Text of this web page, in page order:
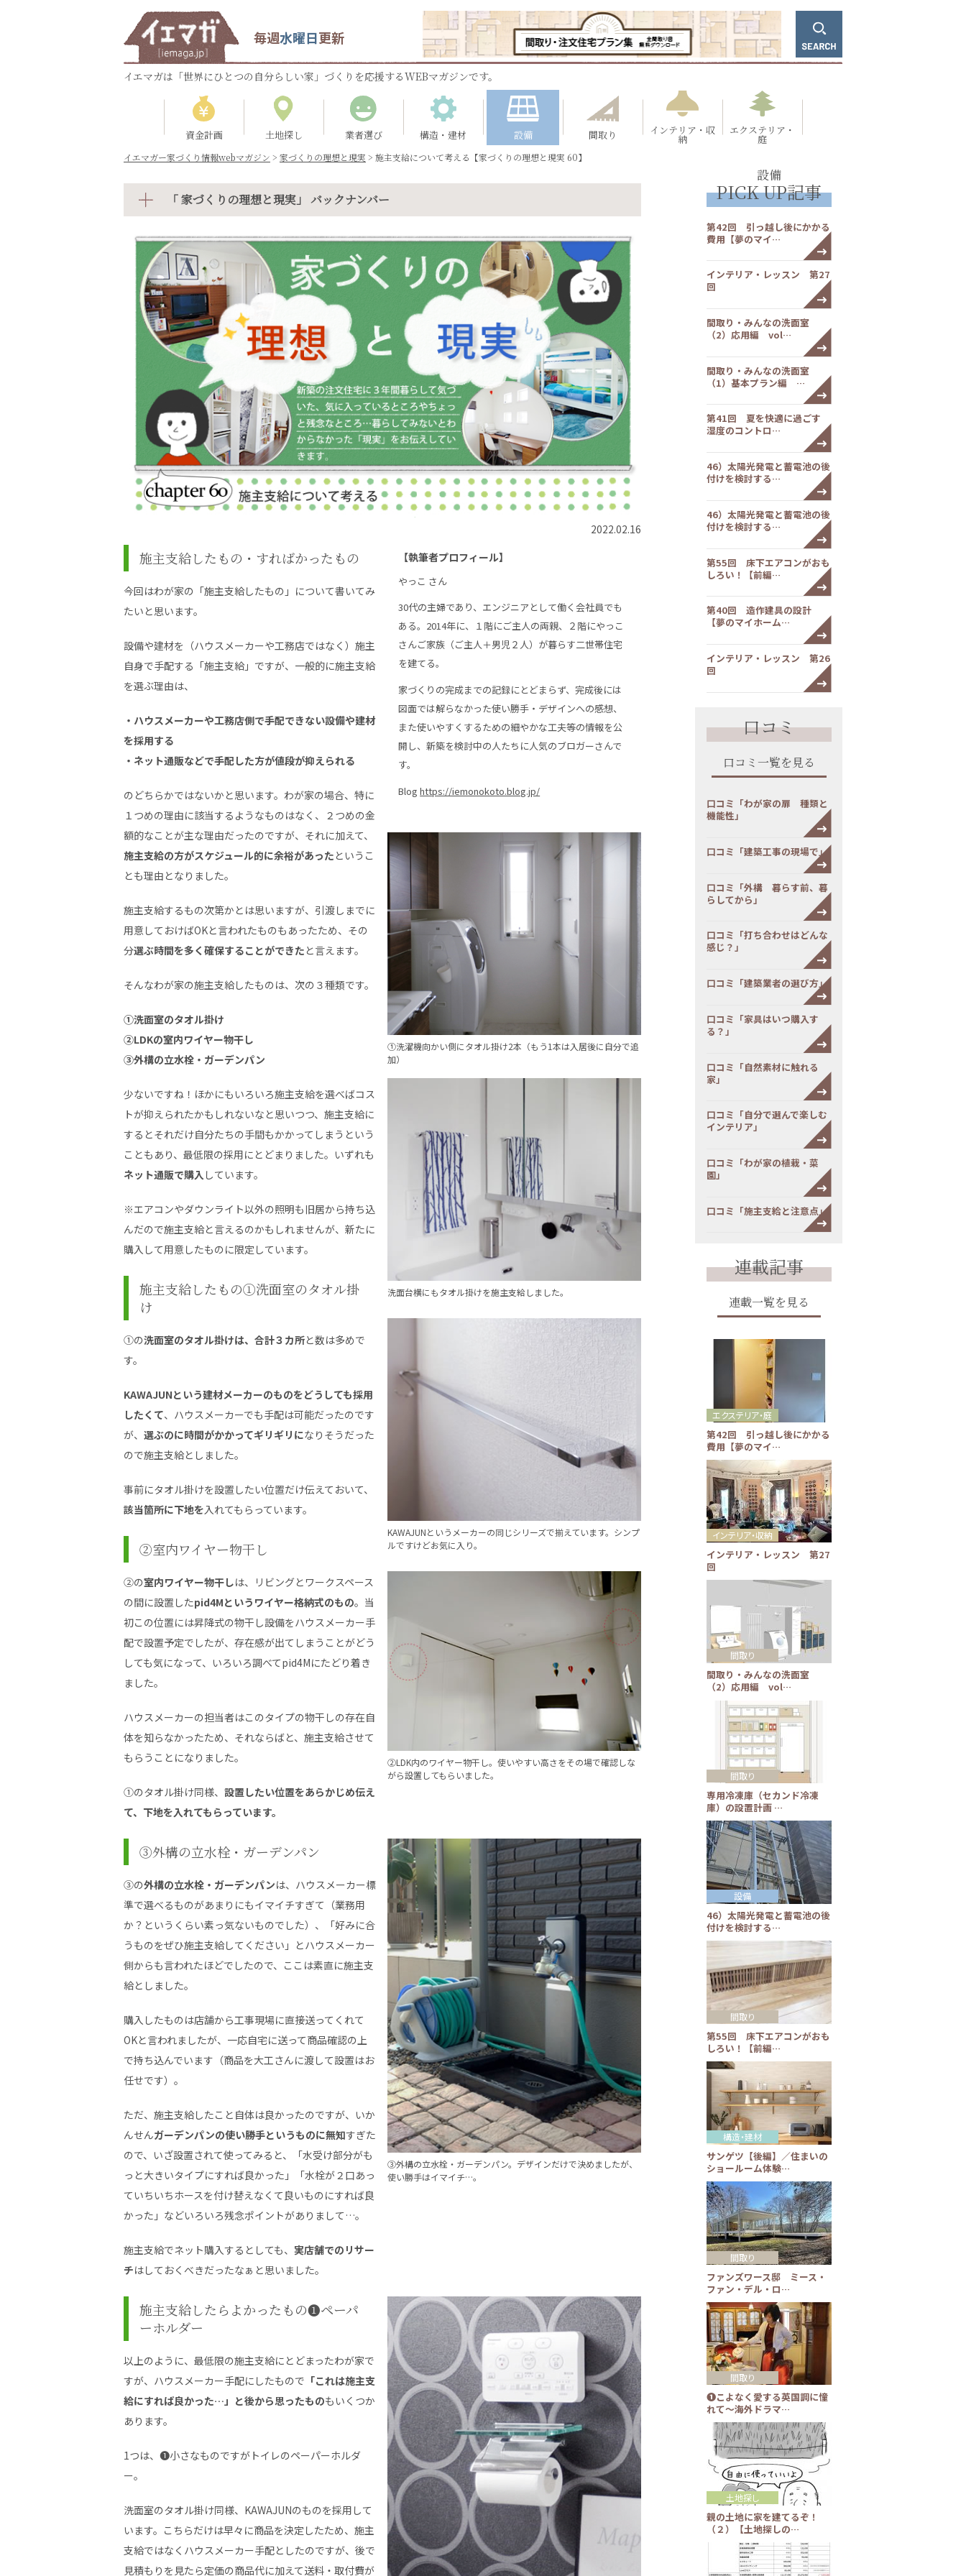
毎週水曜日更新
イエマガは「世界にひとつの自分らしい家」づくりを応援するWEBマガジンです。
資金計画 土地探し 業者選び 構造・建材 設備 間取り インテリア・収
納
エクステリア・
庭
イエマガー家づくり情報webマガジン > 家づくりの理想と現実 > 施主支給について考える【家づくりの理想と現実 60】
「 家づくりの理想と現実」 バックナンバー
2022.02.16
【執筆者プロフィール】
やっこ さん
30代の主婦であり、エンジニアとして働く会社員でも
ある。2014年に、１階にご主人の両親、２階にやっこ
さんご家族（ご主人＋男児２人）が暮らす二世帯住宅
を建てる。
家づくりの完成までの記録にとどまらず、完成後には
図面では解らなかった使い勝手・デザインへの感想、
また使いやすくするための細やかな工夫等の情報を公
開し、新築を検討中の人たちに人気のブロガーさんで
す。
Bloghttps://iemonokoto.blog.jp/
施主支給したもの・すればかったもの
今回はわが家の「施主支給したもの」について書いてみ
たいと思います。
設備や建材を（ハウスメーカーや工務店ではなく）施主
自身で手配する「施主支給」ですが、一般的に施主支給
を選ぶ理由は、
・ハウスメーカーや工務店側で手配できない設備や建材
を採用する
・ネット通販などで手配した方が値段が抑えられる
のどちらかではないかと思います。わが家の場合、特に
１つめの理由に該当するようなものはなく、２つめの金
額的なことが主な理由だったのですが、それに加えて、
施主支給の方がスケジュール的に余裕があった というこ
とも理由となりました。
施主支給するもの次第かとは思いますが、引渡しまでに
用意しておけばOKと言われたものもあったため、その
分選ぶ時間を多く確保することができた と言えます。
そんなわが家の施主支給したものは、次の３種類です。
①洗面室のタオル掛け
②LDKの室内ワイヤー物干し
③外構の立水栓・ガーデンパン
少ないですね！ほかにもいろいろ施主支給を選べばコス
トが抑えられたかもしれないなと思いつつ、施主支給に
するとそれだけ自分たちの手間もかかってしまうという
こともあり、最低限の採用にとどまりました。いずれも
ネット通販で購入 しています。
※エアコンやダウンライト以外の照明も旧居から持ち込
んだので施主支給と言えるのかもしれませんが、新たに
購入して用意したものに限定しています。
①洗濯機向かい側にタオル掛け2本（もう1本は入居後に自分で追
加）
洗面台横にもタオル掛けを施主支給しました。
施主支給したもの①洗面室のタオル掛
け
①の洗面室のタオル掛けは、合計３カ所と数は多めで
す。
KAWAJUNという建材メーカーのものをどうしても採用
したくて、ハウスメーカーでも手配は可能だったのです
が、 選ぶのに時間がかかってギリギリになりそうだった
ので施主支給としました。
事前にタオル掛けを設置したい位置だけ伝えておいて、
該当箇所に下地を入れてもらっています。
KAWAJUNというメーカーの同じシリーズで揃えています。シンプ
ルですけどお気に入り。
②室内ワイヤー物干し
②の室内ワイヤー物干しは、リビングとワークスペース
の間に設置したpid4Mというワイヤー格納式のもの。当
初この位置には昇降式の物干し設備をハウスメーカー手
配で設置予定でしたが、存在感が出てしまうことがどう
しても気になって、いろいろ調べてpid4Mにたどり着き
ました。
ハウスメーカーの担当者はこのタイプの物干しの存在自
体を知らなかったため、それならばと、施主支給させて
もらうことになりました。
①のタオル掛け同様、 設置したい位置をあらかじめ伝え
て、下地を入れてもらっています。
②LDK内のワイヤー物干し。使いやすい高さをその場で確認しな
がら設置してもらいました。
③外構の立水栓・ガーデンパン
③の外構の立水栓・ガーデンパンは、ハウスメーカー標
準で選べるものがあまりにもイマイチすぎて（業務用
か？というくらい素っ気ないものでした）、「好みに合
うものをぜひ施主支給してください」とハウスメーカー
側からも言われたほどでしたので、ここは素直に施主支
給としました。
購入したものは店舗から工事現場に直接送ってくれて
OKと言われましたが、一応自宅に送って商品確認の上
で持ち込んでいます（商品を大工さんに渡して設置はお
任せです）。
ただ、施主支給したこと自体は良かったのですが、いか
んせんガーデンパンの使い勝手というものに無知すぎた
ので、いざ設置されて使ってみると、「水受け部分がも
っと大きいタイプにすれば良かった」「水栓が２口あっ
ていちいちホースを付け替えなくて良いものにすれば良
かった」などいろいろ残念ポイントがありまして…。
施主支給でネット購入するとしても、 実店舗でのリサー
チはしておくべきだったなぁと思いました。
③外構の立水栓・ガーデンパン。デザインだけで決めましたが、
使い勝手はイマイチ…。
施主支給したらよかったもの❶ペーパ
ーホルダー
以上のように、最低限の施主支給にとどまったわが家で
すが、ハウスメーカー手配にしたもので 「これは施主支
給にすれば良かった…」と後から思ったものもいくつか
あります。
1つは、❶小さなものですがトイレのペーパーホルダ
ー。
洗面室のタオル掛け同様、KAWAJUNのものを採用して
います。こちらだけは早々に商品を決定したため、施主
支給ではなくハウスメーカー手配としたのですが、後で
見積もりを見たら定価の商品代に加えて送料・取付費が
設備
PICK UP記事
第42回 引っ越し後にかかる
費用【夢のマイ…
インテリア・レッスン 第27
回
間取り・みんなの洗面室
（2）応用編 vol…
間取り・みんなの洗面室
（1）基本プラン編 …
第41回 夏を快適に過ごす
湿度のコントロ…
46）太陽光発電と蓄電池の後
付けを検討する…
46）太陽光発電と蓄電池の後
付けを検討する…
第55回 床下エアコンがおも
しろい！【前編…
第40回 造作建具の設計
【夢のマイホーム…
インテリア・レッスン 第26
回
口コミ
口コミ一覧を見る
口コミ「わが家の扉 種類と
機能性」
口コミ「建築工事の現場で」
口コミ「外構 暮らす前、暮
らしてから」
口コミ「打ち合わせはどんな
感じ？」
口コミ「建築業者の選び方」
口コミ「家具はいつ購入す
る？」
口コミ「自然素材に触れる
家」
口コミ「自分で選んで楽しむ
インテリア」
口コミ「わが家の植栽・菜
園」
口コミ「施主支給と注意点」
連載記事
連載一覧を見る
第42回 引っ越し後にかかる
費用【夢のマイ…
エクステリア・庭
インテリア・レッスン 第27
回
インテリア・収納
間取り・みんなの洗面室
（2）応用編 vol…
間取り
専用冷凍庫（セカンド冷凍
庫）の設置計画 …
間取り
46）太陽光発電と蓄電池の後
付けを検討する…
設備
第55回 床下エアコンがおも
しろい！【前編…
間取り
サンゲツ【後編】／住まいの
ショールーム体験…
構造・建材
ファンズワース邸 ミース・
ファン・デル・ロ…
間取り
❶こよなく愛する英国調に憧
れて～海外ドラマ…
間取り
親の土地に家を建てるぞ！
（２）【土地探しの…
土地探し